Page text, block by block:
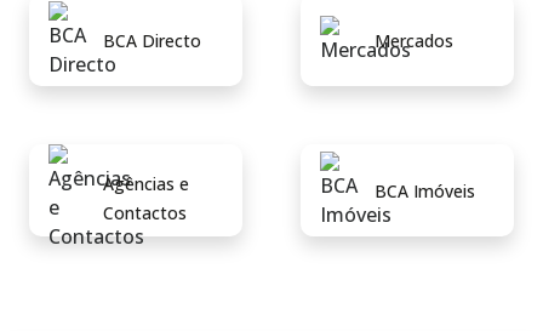
BCA Directo Mercados
Agências e
Contactos
BCA Imóveis